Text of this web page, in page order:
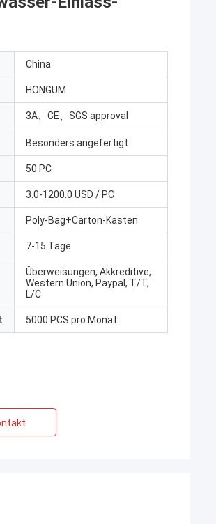
China
HONGUM
3A、CE、SGS approval
Besonders angefertigt
50 PC
3.0-1200.0 USD / PC
Poly-Bag+Carton-Kasten
7-15 Tage
Überweisungen, Akkreditive,
Western Union, Paypal, T/T,
L/C
5000 PCS pro Monat